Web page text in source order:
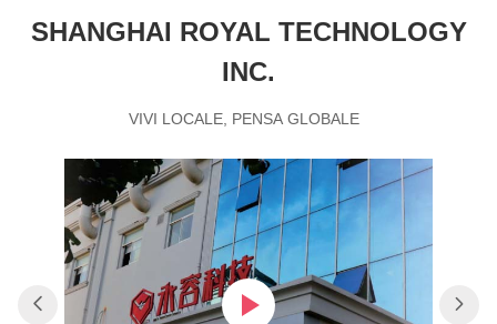
SHANGHAI ROYAL TECHNOLOGY
INC.